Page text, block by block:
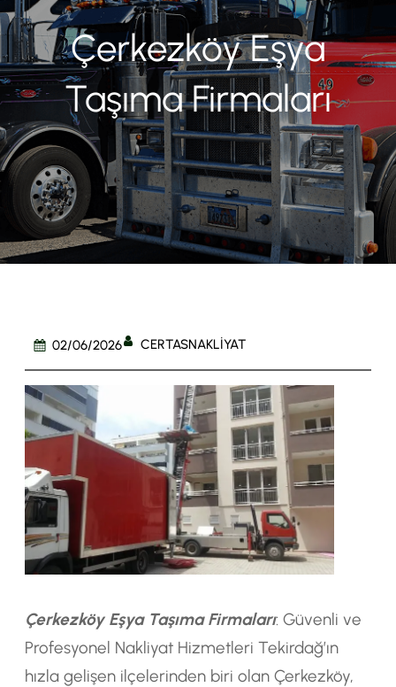
Çerkezköy Eşya
Taşıma Firmaları
02/06/2026 CERTASNAKLIYAT
Çerkezköy Eşya Taşıma Firmaları: Güvenli ve
Profesyonel Nakliyat Hizmetleri Tekirdağ’ın
hızla gelişen ilçelerinden biri olan Çerkezköy,